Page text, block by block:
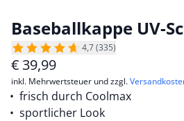
Baseballkappe UV-
4,7 (335)
€ 39,99
inkl. Mehrwertsteuer und zzgl.
frisch durch Coolmax
sportlicher Look